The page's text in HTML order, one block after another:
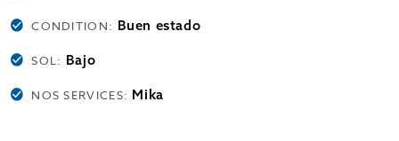
CONDITION: Buen estado
SOL: Bajo
NOS SERVICES: Mika